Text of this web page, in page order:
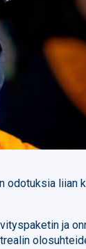
odotuksia liian
ja